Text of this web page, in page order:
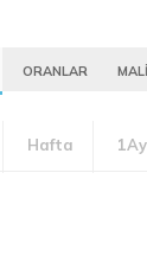
ORANLAR
Hafta 1Ay